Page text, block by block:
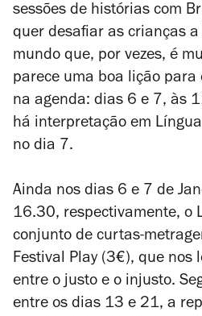
sessões de histórias com
quer desafiar as crianças
mundo que, por vezes, é
parece uma boa lição
na agenda: dias 6 e 7, às
há interpretação em
no dia 7.
Ainda nos dias 6 e 7 de
16.30, respectivamente, o
conjunto de curtas-
Festival Play (3€), que nos
entre o justo e o injusto.
entre os dias 13 e 21, a